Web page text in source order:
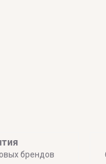
брендов